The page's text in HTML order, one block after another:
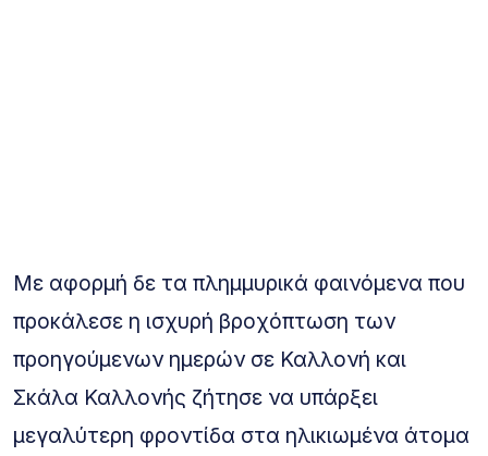
Με αφορμή δε τα πλημμυρικά φαινόμενα που
προκάλεσε η ισχυρή βροχόπτωση των
προηγούμενων ημερών σε Καλλονή και
Σκάλα Καλλονής ζήτησε να υπάρξει
μεγαλύτερη φροντίδα στα ηλικιωμένα άτομα